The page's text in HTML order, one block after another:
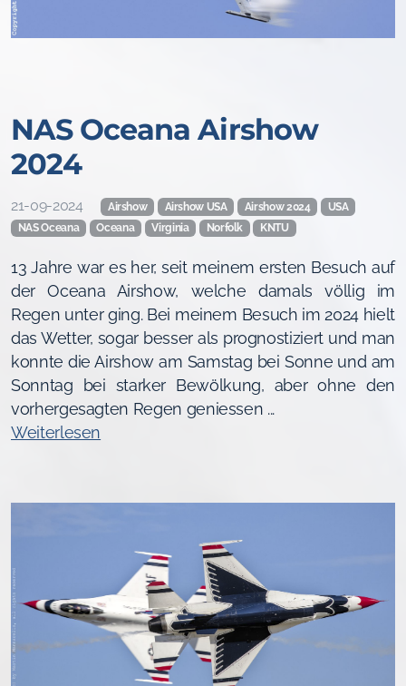
NAS Oceana Airshow
2024
21-09-2024 Airshow Airshow USA Airshow 2024
USA
NAS Oceana
Oceana Virginia Norfolk KNTU
13 Jahre war es her, seit meinem ersten Besuch auf
der Oceana Airshow, welche damals völlig im
Regen unter ging. Bei meinem Besuch im 2024 hielt
das Wetter, sogar besser als prognostiziert und man
konnte die Airshow am Samstag bei Sonne und am
Sonntag bei starker Bewölkung, aber ohne den
vorhergesagten Regen geniessen ...
Weiterlesen